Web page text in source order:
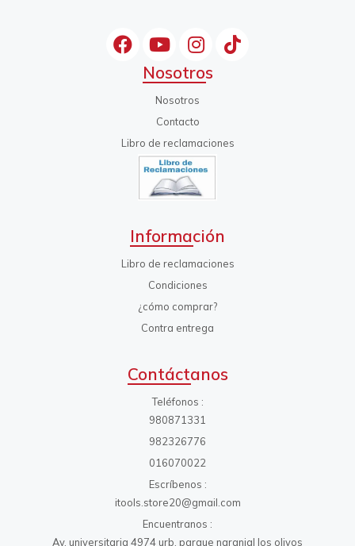
Nosotros
Nosotros
Contacto
Libro de reclamaciones
Información
Libro de reclamaciones
Condiciones
¿cómo comprar?
Contra entrega
Contáctanos
Teléfonos
980871331
982326776
016070022
Escríbenos
itools.store20@gmail.com
Encuentranos
Av. universitaria 4974 urb. parque naranjal los olivos